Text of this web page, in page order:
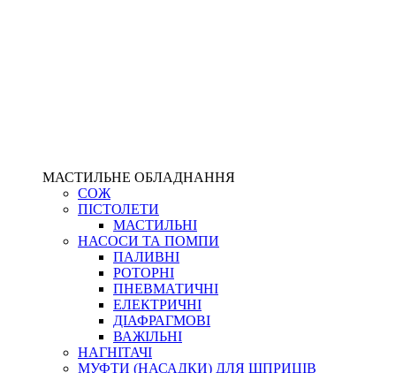
МАСТИЛЬНЕ ОБЛАДНАННЯ
СОЖ
ПІСТОЛЕТИ
МАСТИЛЬНІ
НАСОСИ ТА ПОМПИ
ПАЛИВНІ
РОТОРНІ
ПНЕВМАТИЧНІ
ЕЛЕКТРИЧНІ
ДІАФРАГМОВІ
ВАЖІЛЬНІ
НАГНІТАЧІ
МУФТИ (НАСАДКИ) ДЛЯ ШПРИЦІВ